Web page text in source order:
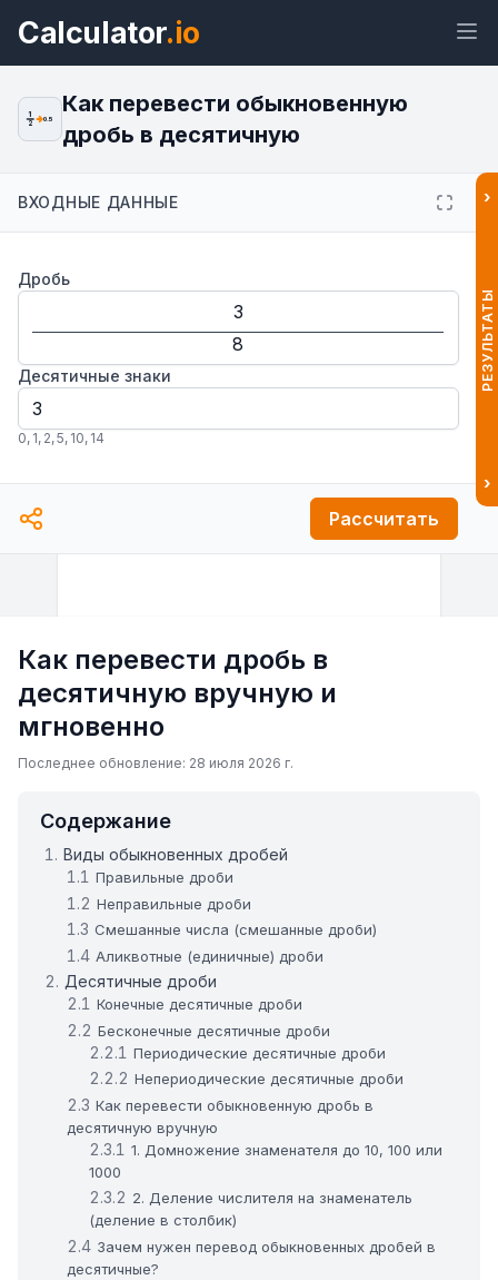
Calculator.io
онлайн Виджет
1
2
0.5
Как перевести обыкновенную
дробь в десятичную
ВХОДНЫЕ ДАННЫЕ
Дробь
Десятичные знаки
0, 1, 2,5, 10, 14
Рассчитать
›
РЕЗУЛЬТАТЫ
›
Как перевести дробь в
десятичную вручную и
мгновенно
Последнее обновление: 28 июля 2026 г.
Содержание
Виды обыкновенных дробей
Правильные дроби
Неправильные дроби
Смешанные числа (смешанные дроби)
Аликвотные (единичные) дроби
Десятичные дроби
Конечные десятичные дроби
Бесконечные десятичные дроби
Периодические десятичные дроби
Непериодические десятичные дроби
Как перевести обыкновенную дробь в
десятичную вручную
1. Домножение знаменателя до 10, 100 или
1000
2. Деление числителя на знаменатель
(деление в столбик)
Зачем нужен перевод обыкновенных дробей в
десятичные?